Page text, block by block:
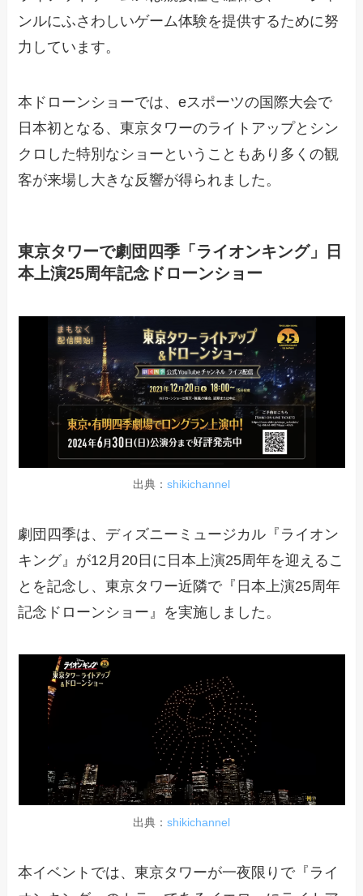
ンルにふさわしいゲーム体験を提供するために努
力しています。
本ドローンショーでは、eスポーツの国際大会で
日本初となる、東京タワーのライトアップとシン
クロした特別なショーということもあり多くの観
客が来場し大きな反響が得られました。
東京タワーで劇団四季「ライオンキング」日
本上演25周年記念ドローンショー
出典： shikichannel
劇団四季は、ディズニーミュージカル『ライオン
キング』が12月20日に日本上演25周年を迎えるこ
とを記念し、東京タワー近隣で『日本上演25周年
記念ドローンショー』を実施しました。
出典： shikichannel
本イベントでは、東京タワーが一夜限りで『ライ